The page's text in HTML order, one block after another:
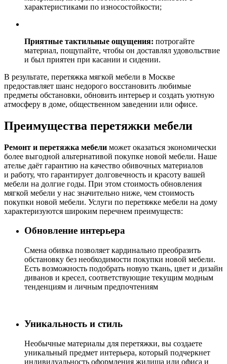
характеристиками по износостойкости;
Приятные тактильные ощущения: потрогайте
материал, пощупайте, чтобы он доставлял удовольствие
и был приятен при касании и сидении.
В результате, перетяжка мягкой мебели в Москве
предоставляет шанс недорого восстановить любимые
предметы обстановки, обновить интерьер и создать уютную
атмосферу в доме, общественном заведении или офисе.
Преимущества перетяжки мебели
Ремонт и перетяжка мебели может оказаться экономически
более выгодной альтернативой покупке новой мебели. Наше
ателье даёт гарантию на качество обивочных материалов
и работу, что гарантирует долговечность и красоту вашей
мебели на долгие годы. При этом стоимость обновления
мягкой мебели у нас значительно ниже, чем стоимость
покупки новой мебели. Услуги по перетяжке мебели на дому
характеризуются широким перечнем преимуществ:
Обновление интерьера
Cмена обивка позволяет кардинально преобразить
обстановку без необходимости покупки новой мебели.
Есть возможность подобрать новую ткань, цвет и дизайн
диванов и кресел, соответствующие текущим модным
тенденциям и личным предпочтениям
Уникальность и стиль
Необычные материалы для перетяжки, вы создаете
уникальный предмет интерьера, который подчеркнет
индивидуальность оформления жилища или офиса и